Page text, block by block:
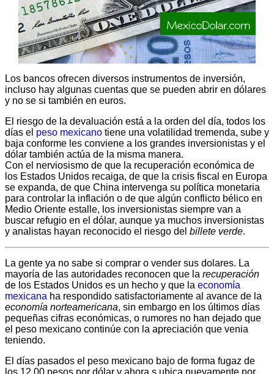
Los bancos ofrecen diversos instrumentos de inversión,
incluso hay algunas cuentas que se pueden abrir en dólares
y no se si también en euros.
El riesgo de la devaluación está a la orden del día, todos los
días el peso mexicano tiene una volatilidad tremenda, sube y
baja conforme les conviene a los grandes inversionistas y el
dólar también actúa de la misma manera.
Con el nerviosismo de que la recuperación económica de
los Estados Unidos recaiga, de que la crisis fiscal en Europa
se expanda, de que China intervenga su política monetaria
para controlar la inflación o de que algún conflicto bélico en
Medio Oriente estalle, los inversionistas siempre van a
buscar refugio en el dólar, aunque ya muchos inversionistas
y analistas hayan reconocido el riesgo del billete verde.
La gente ya no sabe si comprar o vender sus dolares. La
mayoría de las autoridades reconocen que la recuperación
de los Estados Unidos es un hecho y que la economía
mexicana ha respondido satisfactoriamente al avance de la
economía norteamericana, sin embargo en los últimos días
pequeñas cifras económicas, o rumores no han dejado que
el peso mexicano continúe con la apreciación que venia
teniendo.
El días pasados el peso mexicano bajo de forma fugaz de